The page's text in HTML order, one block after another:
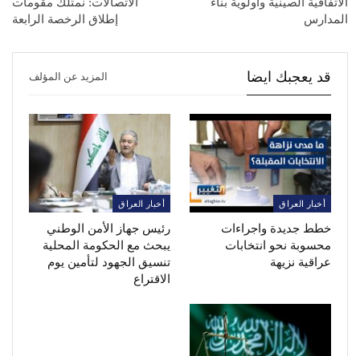
الاتفاقيَّة الصينيَّة وأولوية بناء
المدارس
الاتصالات: نمتلك مقومات
إطلاق الرخصة الرابعة
قد يعجبك ايضا المزيد عن المؤلف
أخبار العراق
خطط جديدة واجراءات
محسوبة نحو انتخابات
عراقية نزيهة
أخبار العراق
رئيس جهاز الأمن الوطني
يبحث مع الحكومة المحلية
تنسيق الجهود لتأمين يوم
الاقتراع